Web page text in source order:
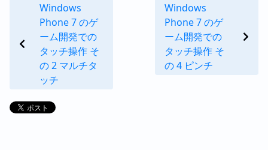
Windows
Phone 7 のゲ
ーム開発での
タッチ操作 そ
の 2 マルチタ
ッチ
Windows
Phone 7 のゲ
ーム開発での
タッチ操作 そ
の 4 ピンチ